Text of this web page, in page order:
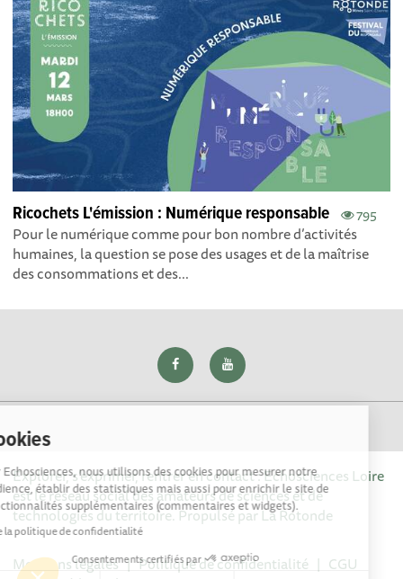
Cookies
Sur Echosciences, nous utilisons des cookies pour mesurer notre
audience, établir des statistiques mais aussi pour enrichir le site de
fonctionnalités supplémentaires (commentaires et widgets).
Lire la politique de confidentialité
Consentements certifiés par
795
Ricochets L'émission : Numérique responsable
Pour le numérique comme pour bon nombre d’activités
humaines, la question se pose des usages et de la maîtrise
des consommations et des...
Explorer, s’exprimer, rentrer en contact : Echosciences Loire
est le réseau social des amateurs de sciences et de
technologies du territoire. Propulsé parLa Rotonde
Mentions légales|Politique de confidentialité | CGU